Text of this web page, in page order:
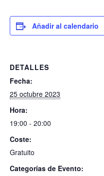
Añadir al calendario
DETALLES
Fecha:
25 octubre 2023
Hora:
19:00 - 20:00
Coste:
Gratuito
Categorías de Evento: